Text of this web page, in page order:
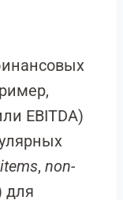
EBITDA)
, non-
для